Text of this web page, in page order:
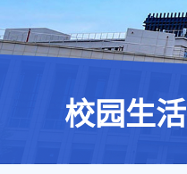
校园生活